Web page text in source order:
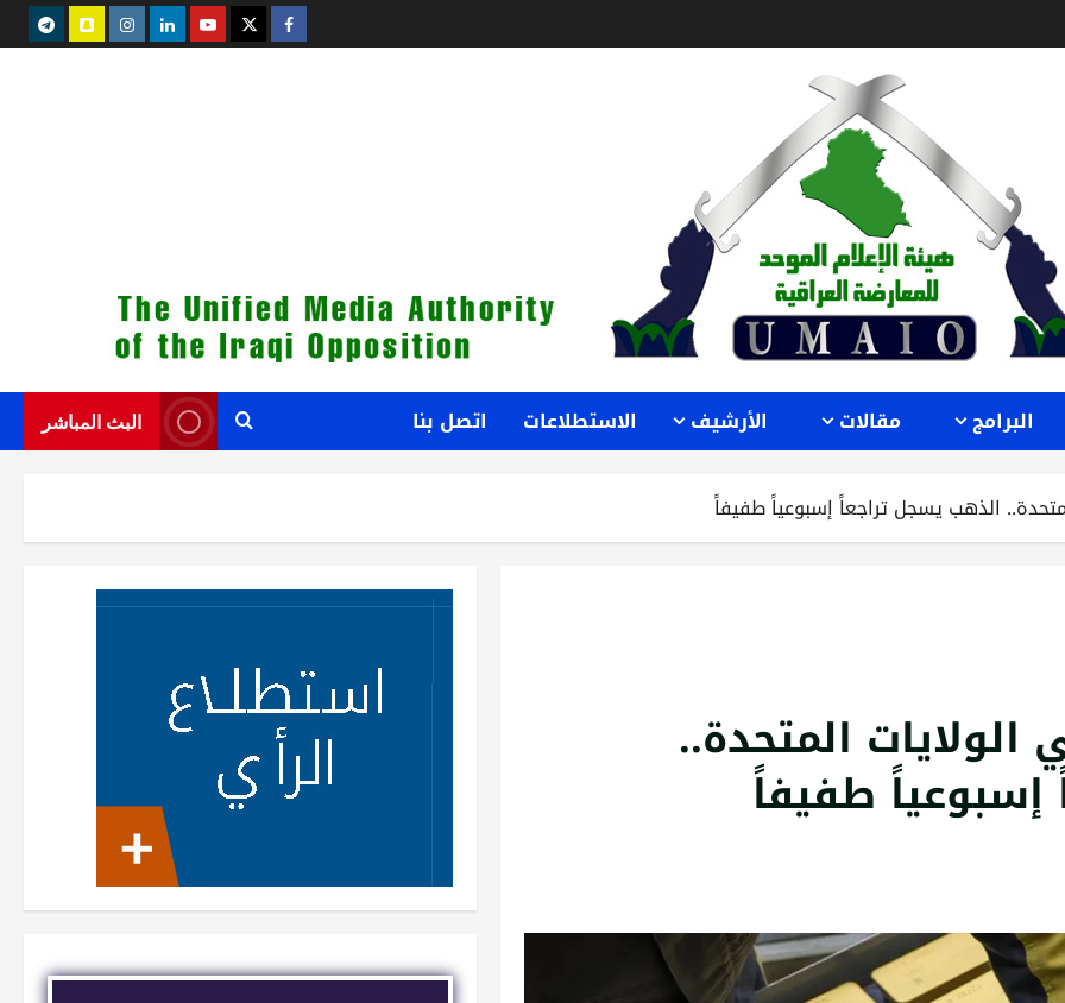
facebook
Twitter
youtube
Linkedin
instagram
snapchat
البرامج مقالات الأرشيف الاستطلاعات اتصل بنا البث المباشر
الذهب يسجل تراجعاً إسبوعياً طفيفاً
المتحدة..
طفيفاً